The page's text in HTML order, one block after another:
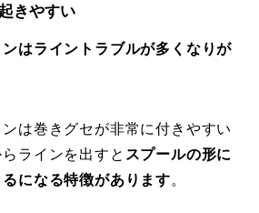
きやすい
はライントラブルが多くなりが
は巻きグセが非常に付きやすい
ラインを出すと スプールの形に
になる特徴があります。